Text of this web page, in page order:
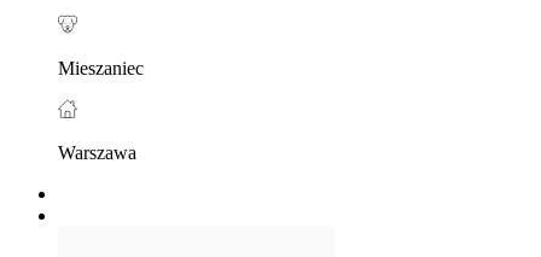
Mieszaniec
Warszawa